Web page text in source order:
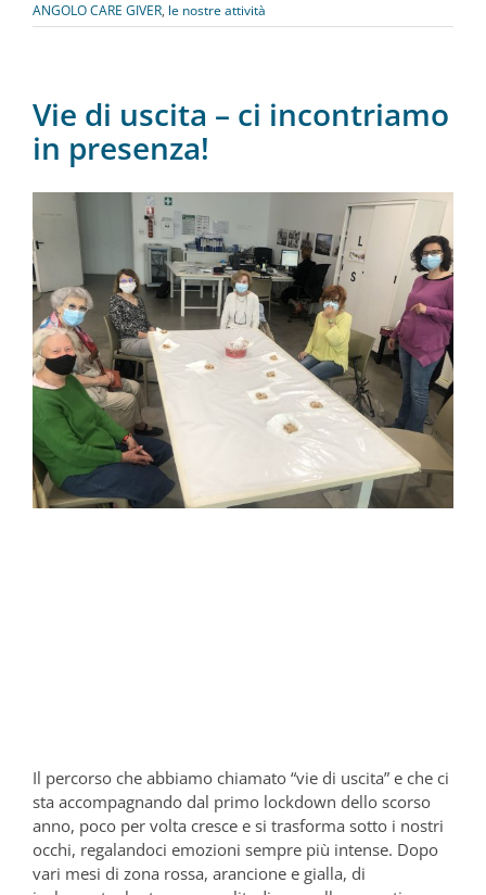
ANGOLO CARE GIVER, le nostre attività
Vie di uscita – ci incontriamo
in presenza!
Il percorso che abbiamo chiamato “vie di uscita” e che ci
sta accompagnando dal primo lockdown dello scorso
anno, poco per volta cresce e si trasforma sotto i nostri
occhi, regalandoci emozioni sempre più intense. Dopo
vari mesi di zona rossa, arancione e gialla, di